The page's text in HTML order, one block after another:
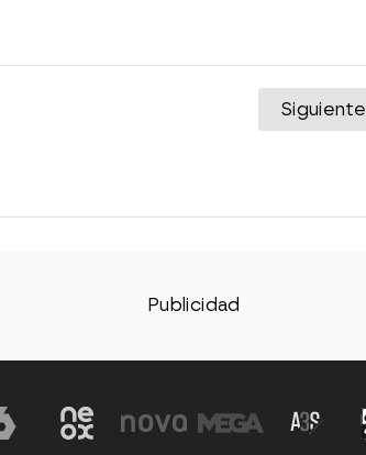
Siguiente